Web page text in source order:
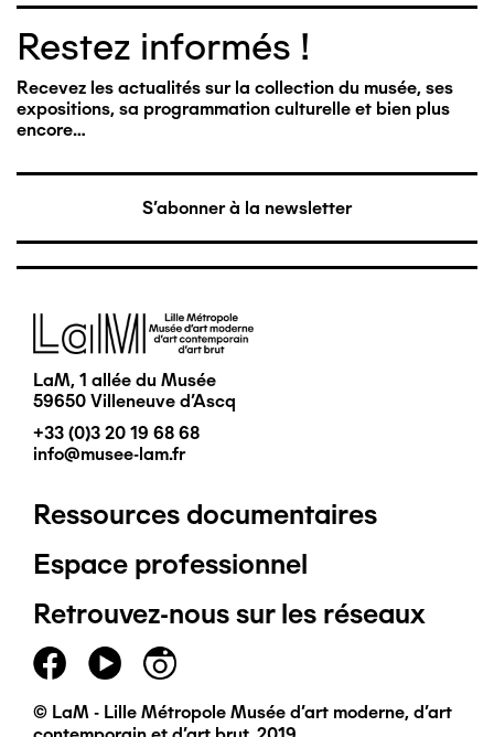
Restez informés !
Recevez les actualités sur la collection du musée, ses
expositions, sa programmation culturelle et bien plus
encore…
S'abonner à la newsletter
Image
LaM, 1 allée du Musée
59650 Villeneuve d'Ascq
+33 (0)3 20 19 68 68
info@musee-lam.fr
Pied
de
page
principal
Ressources documentaires
Espace professionnel
Retrouvez-nous sur les réseaux
© LaM - Lille Métropole Musée d'art moderne, d'art